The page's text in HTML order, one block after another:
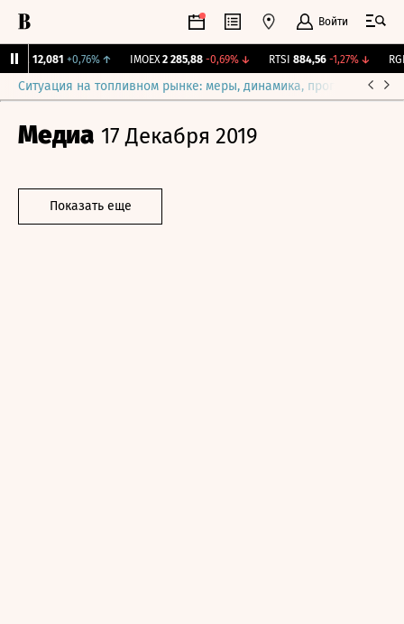
Войти
12,081 +0,76%↑ IMOEX 2 285,88 -0,69%↓ RTSI 884,56 -1,27%↓ RGBI
Ситуация на топливном рынке: меры, динамика, прогнозы
Медиа 17 Декабря 2019
Показать еще